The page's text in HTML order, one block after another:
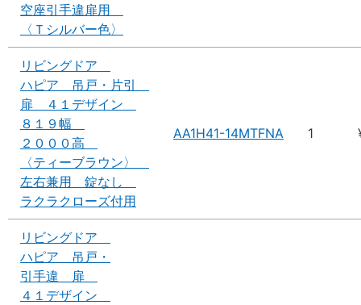
空座引手違扉用
〈Ｔシルバー色〉
リビングドア
ハピア 吊戸・片引
扉 ４１デザイン
８１９幅
２０００高
〈ティーブラウン〉
左右兼用 錠なし
ラクラクローズ付用
AA1H41-14MTFNA 1
リビングドア
ハピア 吊戸・
引手違 扉
４１デザイン